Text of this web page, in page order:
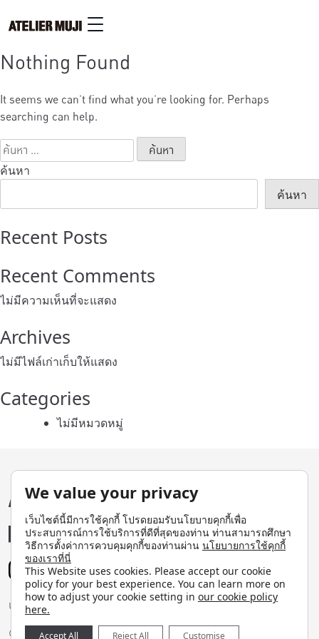
Nothing Found
It seems we can’t find what you’re looking for. Perhaps
searching can help.
ค้นหา
สำหรับ:
ค้นหา
ค้นหา
Recent Posts
Recent Comments
ไม่มีความเห็นที่จะแสดง
Archives
ไม่มีไฟล์เก่าเก็บให้แสดง
Categories
ไม่มีหมวดหมู่
นโยบายความเป็นส่วนตัว
นโยบายคุกกี้
© MUJI Retail (Thailand) Co.,Ltd.
We value your privacy
เว็บไซต์นี้มีการใช้คุกกี้ โปรดยอมรับนโยบายคุกกี้เพื่อ
ประสบการณ์การใช้บริการที่ดีที่สุดของท่าน ท่านสามารถศึกษา
วิธีการตั้งค่าการควบคุมคุกกี้ของท่านผ่าน นโยบายการใช้คุกกี้
ของเราที่นี่
This Website uses cookies. Please accept our cookie
policy for your best experience. You can learn more on
how to adjust your cookie setting in our cookie policy
here.
Accept All Reject All Customise